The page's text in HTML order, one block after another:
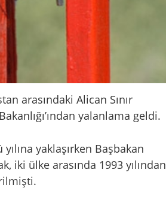
arasındaki Alican Sınır
yalanlama geldi.
yaklaşırken Başbakan
iki ülke arasında 1993 yılından